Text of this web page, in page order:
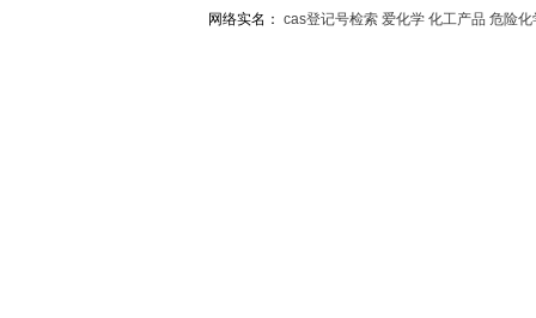
网络实名： cas登记号检索 爱化学 化工产品 危险化